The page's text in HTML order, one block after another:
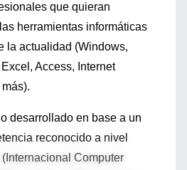
que quieran
herramientas informáticas
la actualidad (Windows,
Access, Internet
desarrollado en base a un
reconocido a nivel
Computer